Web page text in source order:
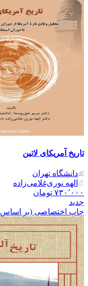
تاریخ آمریکای لاتین
دانشگاه تهران
الهه نوری‌غلامی‌زاده
۷۳۰٬۰۰۰ تومان
جدید
چاپ اختصاصی (بر اساس POD)